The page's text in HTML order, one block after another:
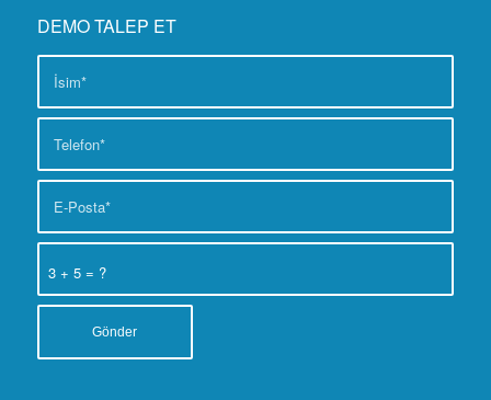
DEMO TALEP ET
3 + 5 = ?